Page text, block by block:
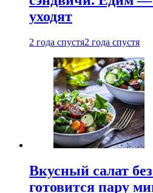
уходят
2 года спустя2 года спустя
Вкусный салат
готовится пару